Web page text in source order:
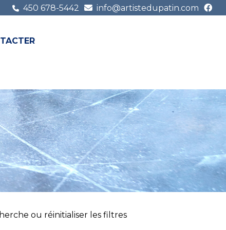
450 678-5442 info@artistedupatin.com
ou réinitialiser les filtres